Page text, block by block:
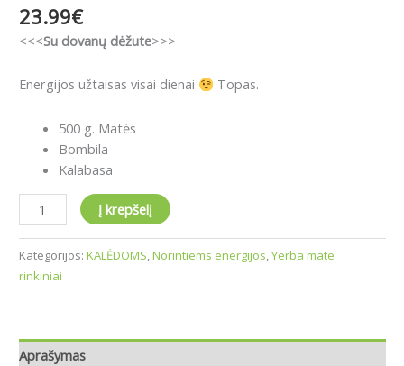
23.99€
<<<Su dovanų dėžute>>>
Energijos užtaisas visai dienai Topas.
500 g. Matės
Bombila
Kalabasa
Į krepšelį
Kategorijos: KALĖDOMS,Norintiems energijos,Yerba mate
rinkiniai
Aprašymas